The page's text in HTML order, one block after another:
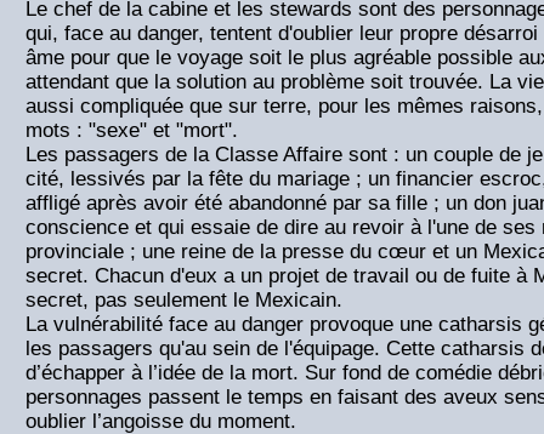
Le chef de la cabine et les stewards sont des
qui, face au danger, tentent d'oublier leur propre
âme pour que le voyage soit le plus agréable possible
attendant que la solution au problème soit trouvée. La
aussi compliquée que sur terre, pour les mêmes
mots : "sexe" et "mort".
Les passagers de la Classe Affaire sont : un couple de
cité, lessivés par la fête du mariage ; un financier
affligé après avoir été abandonné par sa fille ; un don
conscience et qui essaie de dire au revoir à l'une de
provinciale ; une reine de la presse du cœur et un
secret. Chacun d'eux a un projet de travail ou de fuite à
secret, pas seulement le Mexicain.
La vulnérabilité face au danger provoque une catharsis
les passagers qu'au sein de l'équipage. Cette catharsis
d’échapper à l’idée de la mort. Sur fond de comédie
personnages passent le temps en faisant des aveux
oublier l’angoisse du moment.